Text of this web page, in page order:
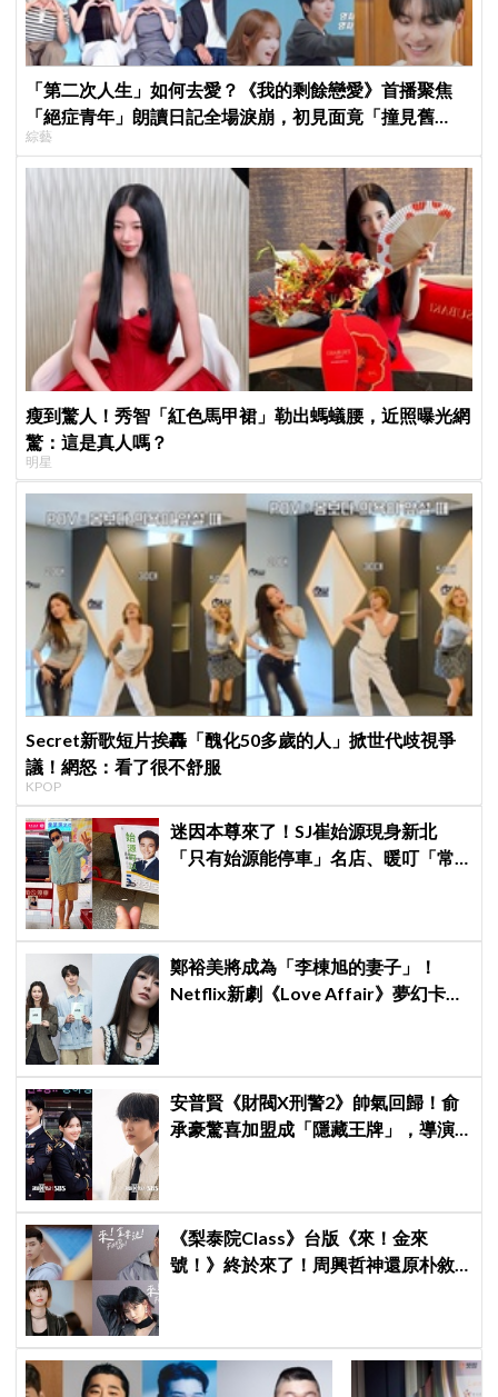
「第二次人生」如何去愛？《我的剩餘戀愛》首播聚焦
「絕症青年」朗讀日記全場淚崩，初見面竟「撞見舊
識」！
綜藝
瘦到驚人！秀智「紅色馬甲裙」勒出螞蟻腰，近照曝光網
驚：這是真人嗎？
明星
Secret新歌短片挨轟「醜化50多歲的人」掀世代歧視爭
議！網怒：看了很不舒服
KPOP
迷因本尊來了！SJ崔始源現身新北
「只有始源能停車」名店、暖叮「常
鄭裕美將成為「李棟旭的妻子」！
Netflix新劇《Love Affair》夢幻卡司
安普賢《財閥X刑警2》帥氣回歸！俞
承豪驚喜加盟成「隱藏王牌」，導演
《梨泰院Class》台版《來！金來
號！》終於來了！周興哲神還原朴敘